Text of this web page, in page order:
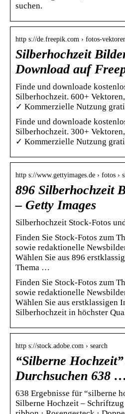
suchen.
http s://de.freepik.com › fotos-
Silberhochzeit
Download auf
Finde und downloade
Silberhochzeit. 600+
✓ Kommerzielle Nutzung
Finde und downloade
Silberhochzeit. 300+
✓ Kommerzielle Nutzung
http s://www.gettyimages.de › fotos ›
896 Silberhochzeit
– Getty Images
Silberhochzeit Stock-Fotos
Finden Sie Stock-Fotos zum
sowie redaktionelle
Wählen Sie aus 896
Thema …
Finden Sie Stock-Fotos zum
sowie redaktionelle
Wählen Sie aus erstklassigen
Silberhochzeit in höchster
http s://stock.adobe.com › search
“Silberne
Durchsuchen 638
638 Ergebnisse für “silberne
Silberne Hochzeit –